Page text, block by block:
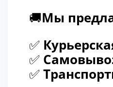
🚚Мы
✅
✅
✅